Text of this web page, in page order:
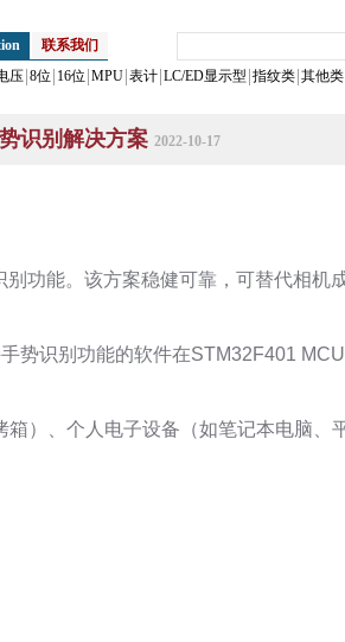
联系我们
压 8位 16位 MPU 表计 LC/ED显示型 指纹类 其他类
识别解决方案 2022-10-17
功能。该方案稳健可靠，可替代相机
势识别功能的软件在STM32F401
）、个人电子设备（如笔记本电脑、